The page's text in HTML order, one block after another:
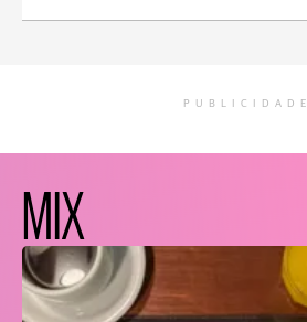
PUBLICIDADE
MIX